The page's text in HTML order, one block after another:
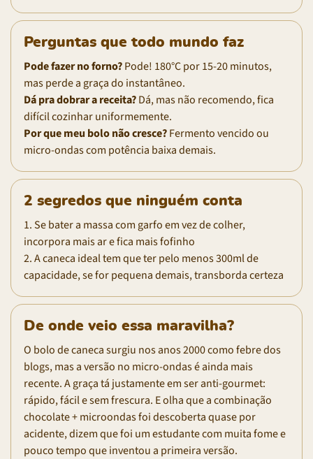
Perguntas que todo mundo faz
Pode fazer no forno?Pode! 180°C por 15-20 minutos,
mas perde a graça do instantâneo.
Dá pra dobrar a receita?Dá, mas não recomendo, fica
difícil cozinhar uniformemente.
Por que meu bolo não cresce?Fermento vencido ou
micro-ondas com potência baixa demais.
2 segredos que ninguém conta
1. Se bater a massa com garfo em vez de colher,
incorpora mais ar e fica mais fofinho
2. A caneca ideal tem que ter pelo menos 300ml de
capacidade, se for pequena demais, transborda certeza
De onde veio essa maravilha?
O bolo de caneca surgiu nos anos 2000 como febre dos
blogs, mas a versão no micro-ondas é ainda mais
recente. A graça tá justamente em ser anti-gourmet:
rápido, fácil e sem frescura. E olha que a combinação
chocolate + microondas foi descoberta quase por
acidente, dizem que foi um estudante com muita fome e
pouco tempo que inventou a primeira versão.